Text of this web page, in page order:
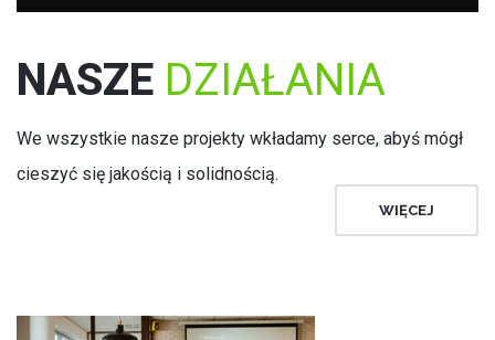
NASZE DZIAŁANIA
We wszystkie nasze projekty wkładamy serce, abyś mógł
cieszyć się jakością i solidnością.
WIĘCEJ